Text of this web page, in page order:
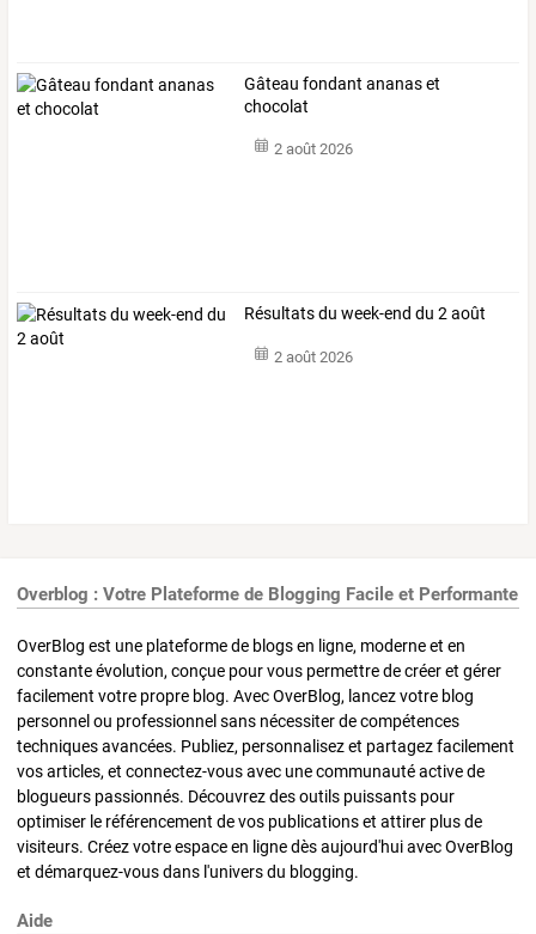
Gâteau fondant ananas et
chocolat
2 août 2026
Résultats du week-end du 2 août
2 août 2026
Overblog : Votre Plateforme de Blogging Facile et Performante
OverBlog est une plateforme de blogs en ligne, moderne et en
constante évolution, conçue pour vous permettre de créer et gérer
facilement votre propre blog. Avec OverBlog, lancez votre blog
personnel ou professionnel sans nécessiter de compétences
techniques avancées. Publiez, personnalisez et partagez facilement
vos articles, et connectez-vous avec une communauté active de
blogueurs passionnés. Découvrez des outils puissants pour
optimiser le référencement de vos publications et attirer plus de
visiteurs. Créez votre espace en ligne dès aujourd'hui avec OverBlog
et démarquez-vous dans l'univers du blogging.
Aide